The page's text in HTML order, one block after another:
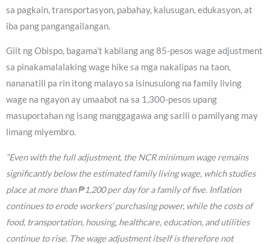
sa pagkain, transportasyon, pabahay, kalusugan, edukasyon, at
iba pang pangangailangan.
Giit ng Obispo, bagama’t kabilang ang 85-pesos wage adjustment
sa pinakamalalaking wage hike sa mga nakalipas na taon,
nananatili pa rin itong malayo sa isinusulong na family living
wage na ngayon ay umaabot na sa 1,300-pesos upang
masuportahan ng isang manggagawa ang sarili o pamilyang may
limang miyembro.
“Even with the full adjustment, the NCR minimum wage remains
significantly below the estimated family living wage, which studies
place at more than ₱1,200 per day for a family of five. Inflation
continues to erode workers’ purchasing power, while the costs of
food, transportation, housing, healthcare, education, and utilities
continue to rise. The wage adjustment itself is therefore not